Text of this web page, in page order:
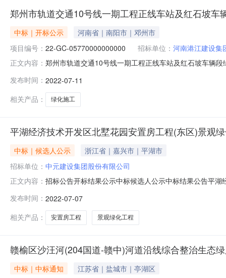
郑州市轨道交通10号线一期工程正线车站及红石坡车
中标｜开标公示
河南省｜南阳市｜邓州市
项目编号： 22-GC-05770000000000 招标单位： 河南港江建设集
正文内容： 郑州市轨道交通10号线一期工程正线车站及红石坡车辆
人名称:河南乾方建筑安装工程有限公司;项目负责人:;报
发布时间： 2022-07-11
相关产品：
绿化施工
平湖经济技术开发区北墅花园安置房工程(东区)景观
中标｜候选人公示
浙江省｜嘉兴市｜平湖市
招标单位： 中元建设集团股份有限公司
正文内容： 招标公告开标结果公示中标候选人公示中标结果公告平
浙江鸿翔建设集团股份有限公司;项目负责人:沈卫杰;报
发布时间： 2022-07-07
相关产品：
安置房工程 景观绿化工程
赣榆区沙汪河(204国道-赣中)河道沿线综合整治生态
中标｜中标通知
江苏省｜盐城市｜亭湖区